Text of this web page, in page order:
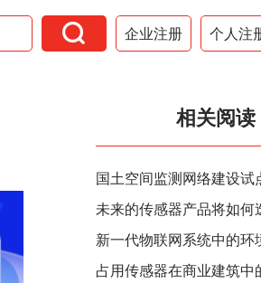
 企业注册 个人注
相关阅读
未来的传感器产品将如何
新一代物联网系统中的环
占用传感器在商业建筑中